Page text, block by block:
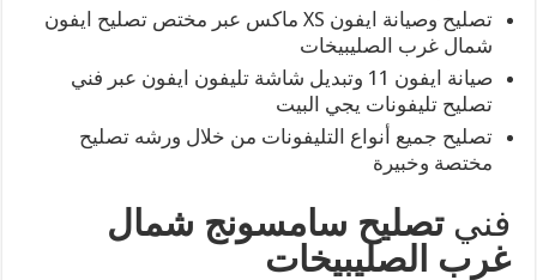
تصليح وصيانة ايفون XS ماكس عبر مختص تصليح ايفون
شمال غرب الصليبيخات
صيانة ايفون 11 وتبديل شاشة تليفون ايفون عبر فني
تصليح تليفونات يجي البيت
تصليح جميع أنواع التليفونات من خلال ورشه تصليح
مختصة وخبيرة
فنيتصليح سامسونج شمال
غرب الصليبيخات